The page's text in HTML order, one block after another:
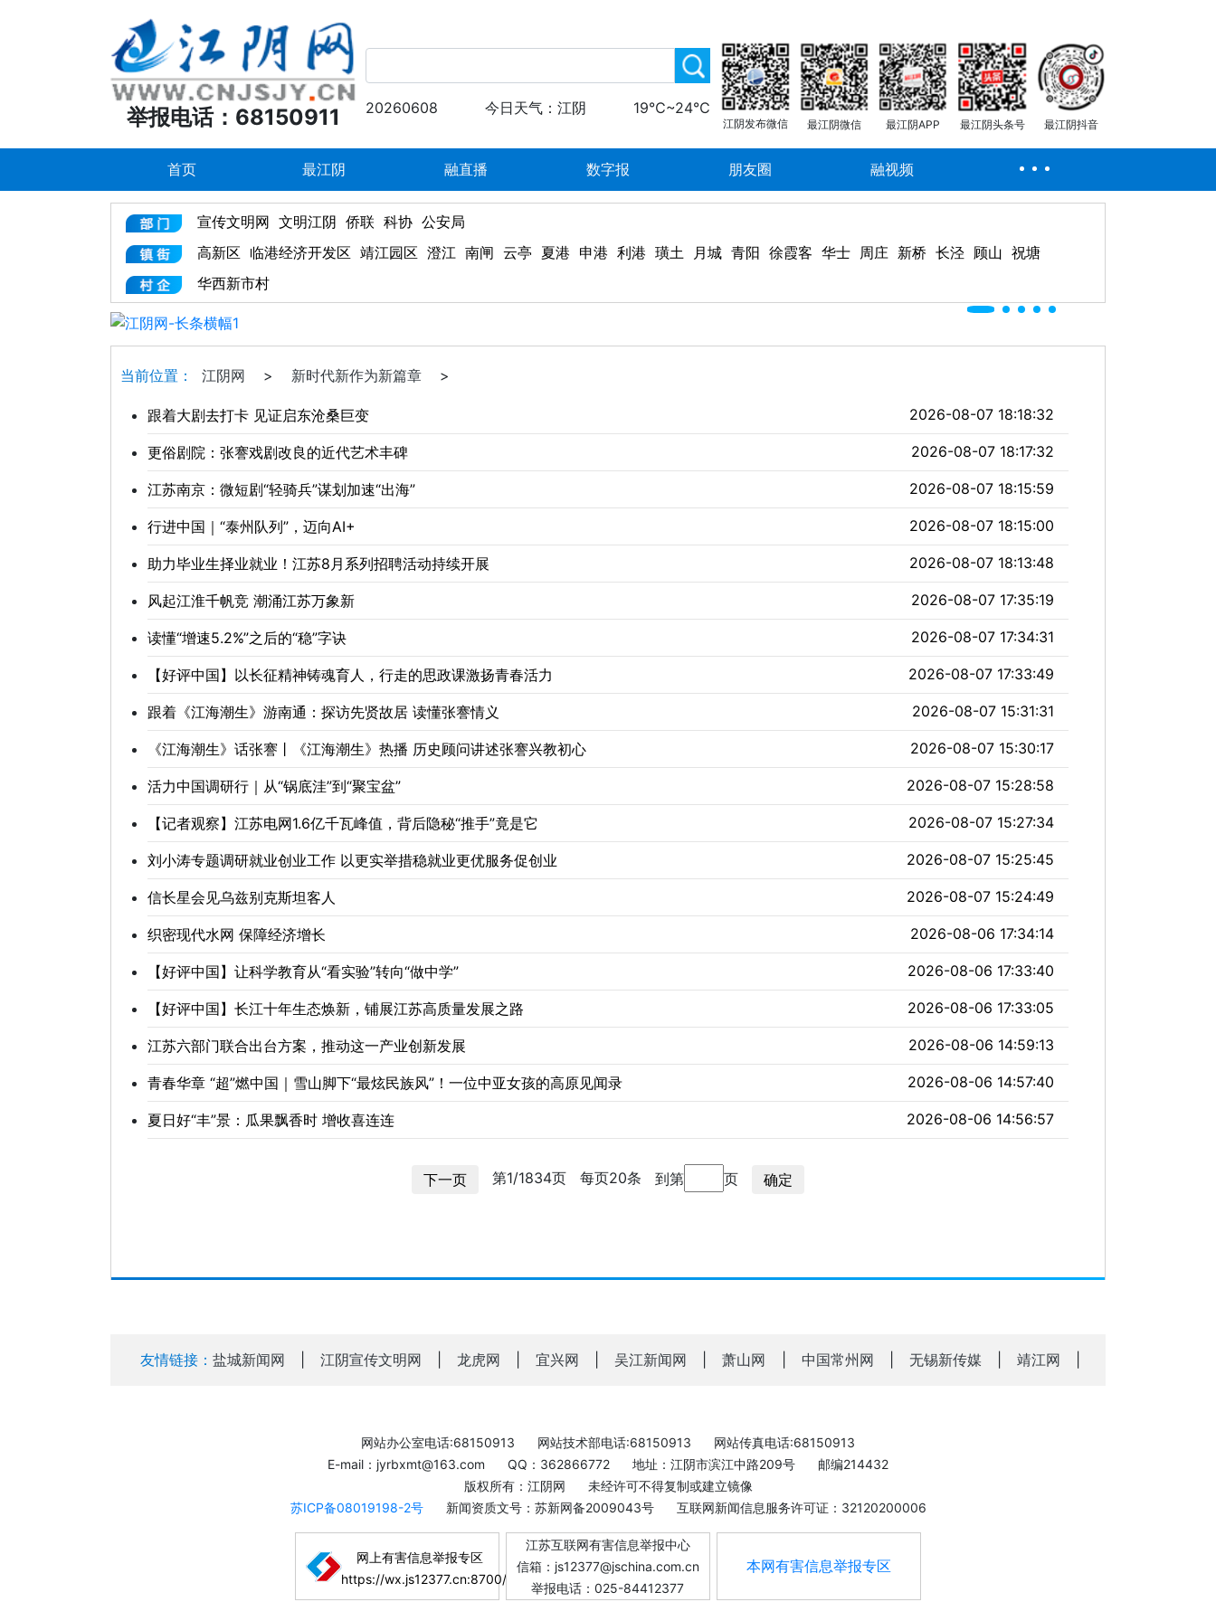
举报电话：68150911 20260608 今日天气：江阴 19℃~24℃
江阴发布微信 最江阴微信 最江阴APP 最江阴头条号 最江阴抖音
首页 最江阴 融直播 数字报 朋友圈 融视频
宣传文明网 文明江阴 侨联 科协 公安局
高新区 临港经济开发区 靖江园区 澄江 南闸 云亭 夏港 申港 利港 璜土 月城 青阳 徐霞客 华士 周庄 新桥 长泾 顾山 祝塘
华西新市村
当前位置： 江阴网 > 新时代新作为新篇章 >
跟着大剧去打卡 见证启东沧桑巨变 2026-08-07 18:18:32
更俗剧院：张謇戏剧改良的近代艺术丰碑 2026-08-07 18:17:32
江苏南京：微短剧“轻骑兵”谋划加速“出海” 2026-08-07 18:15:59
行进中国｜“泰州队列”，迈向AI+ 2026-08-07 18:15:00
助力毕业生择业就业！江苏8月系列招聘活动持续开展 2026-08-07 18:13:48
风起江淮千帆竞 潮涌江苏万象新 2026-08-07 17:35:19
读懂“增速5.2%”之后的“稳”字诀 2026-08-07 17:34:31
【好评中国】以长征精神铸魂育人，行走的思政课激扬青春活力 2026-08-07 17:33:49
跟着《江海潮生》游南通：探访先贤故居 读懂张謇情义 2026-08-07 15:31:31
《江海潮生》话张謇丨《江海潮生》热播 历史顾问讲述张謇兴教初心 2026-08-07 15:30:17
活力中国调研行｜从“锅底洼”到“聚宝盆” 2026-08-07 15:28:58
【记者观察】江苏电网1.6亿千瓦峰值，背后隐秘“推手”竟是它 2026-08-07 15:27:34
刘小涛专题调研就业创业工作 以更实举措稳就业更优服务促创业 2026-08-07 15:25:45
信长星会见乌兹别克斯坦客人 2026-08-07 15:24:49
织密现代水网 保障经济增长 2026-08-06 17:34:14
【好评中国】让科学教育从“看实验”转向“做中学” 2026-08-06 17:33:40
【好评中国】长江十年生态焕新，铺展江苏高质量发展之路 2026-08-06 17:33:05
江苏六部门联合出台方案，推动这一产业创新发展 2026-08-06 14:59:13
青春华章 “超”燃中国｜雪山脚下“最炫民族风”！一位中亚女孩的高原见闻录 2026-08-06 14:57:40
夏日好“丰”景：瓜果飘香时 增收喜连连 2026-08-06 14:56:57
下一页 第1/1834页 每页20条 到第 页 确定
友情链接： 盐城新闻网 江阴宣传文明网 龙虎网 宜兴网 吴江新闻网 萧山网 中国常州网 无锡新传媒 靖江网
网站办公室电话:68150913 网站技术部电话:68150913
网站传真电话:68150913
E-mail：jyrbxmt@163.com
QQ：362866772 地址：江阴市滨江中路209号
邮编214432
版权所有：江阴网
未经许可不得复制或建立镜像
苏ICP备08019198-2号
新闻资质文号：苏新网备2009043号 互联网新闻信息服务许可证：32120200006
网上有害信息举报专区
https://wx.js12377.cn:8700/
江苏互联网有害信息举报中心
信箱：js12377@jschina.com.cn
举报电话：025-84412377
本网有害信息举报专区